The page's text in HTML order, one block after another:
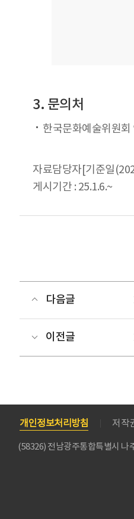
3. 문의처
한국문화예술위원
자료담당자[기준일
게시기간 : 25.1.6.~
다음글
이전글
개인정보처리방침 저작
(58326) 전남광주통합특별시 나